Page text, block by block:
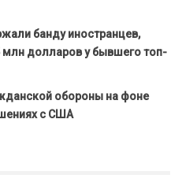
банду иностранцев,
долларов у бывшего топ-
обороны на фоне
с США